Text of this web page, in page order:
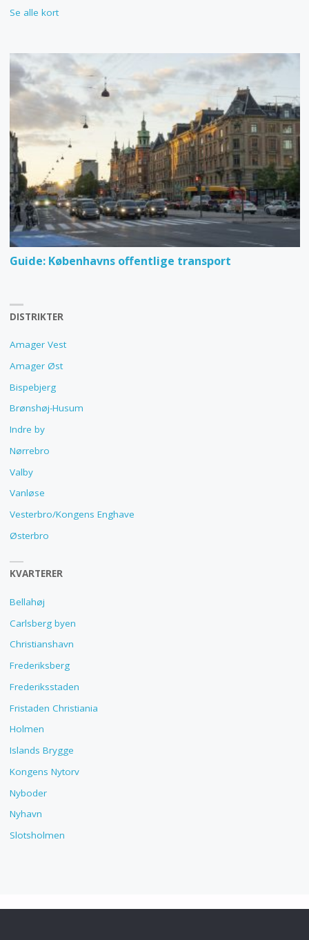
Se alle kort
Guide: Københavns offentlige transport
DISTRIKTER
Amager Vest
Amager Øst
Bispebjerg
Brønshøj-Husum
Indre by
Nørrebro
Valby
Vanløse
Vesterbro/Kongens Enghave
Østerbro
KVARTERER
Bellahøj
Carlsberg byen
Christianshavn
Frederiksberg
Frederiksstaden
Fristaden Christiania
Holmen
Islands Brygge
Kongens Nytorv
Nyboder
Nyhavn
Slotsholmen